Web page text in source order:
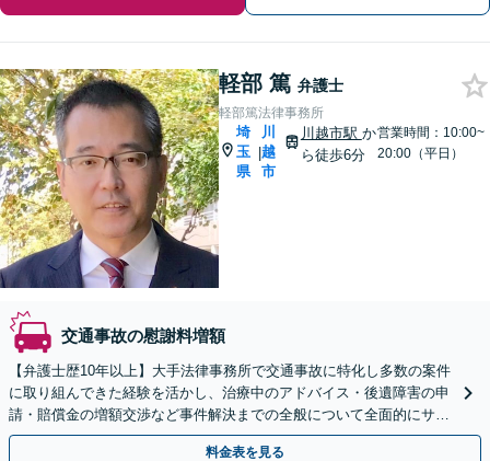
軽部 篤 弁護士
軽部篤法律事務所
埼
玉
県
|
川
越
市
川越市駅 か
ら徒歩6分
営業時間：10:00~
20:00（平日）
交通事故の慰謝料増額
【弁護士歴10年以上】大手法律事務所で交通事故に特化し多数の案件
に取り組んできた経験を活かし、治療中のアドバイス・後遺障害の申
請・賠償金の増額交渉など事件解決までの全般について全面的にサポ
ート致します。
料金表を見る